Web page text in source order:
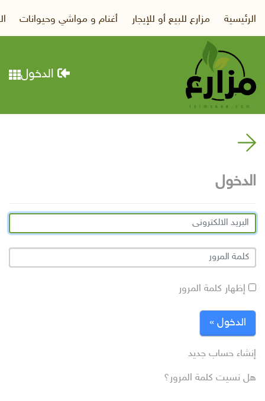
الرئيسية مزارع للبيع أو للإيجار أغنام و مواشي وحيوانات
الدخول
الدخول
إظهار كلمة المرور
الدخول »
إنشاء حساب جديد
هل نسيت كلمة المرور؟